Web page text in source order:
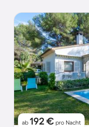
ab 192 € pro Nacht